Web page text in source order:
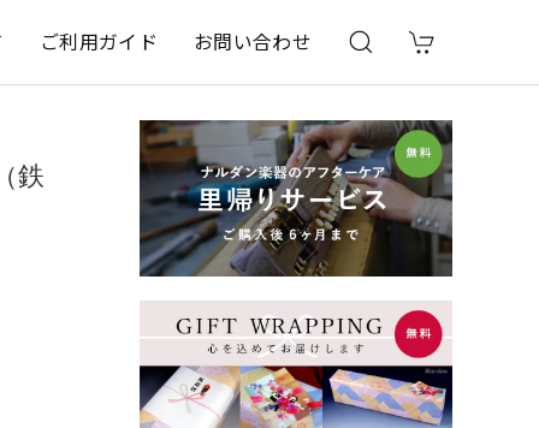
ご利用ガイド お問い合わせ
鉄